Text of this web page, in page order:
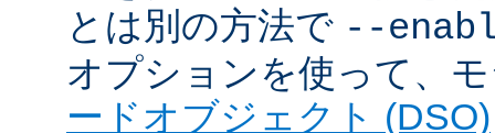
とは別の方法で --
オプションを使って、
ードオブジェクト (DSO)